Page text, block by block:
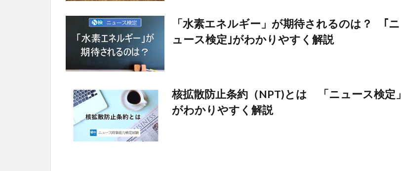
「水素エネルギー」が期待されるのは？ ｢ニ
ュース検定｣がわかりやすく解説
核拡散防止条約（NPT)とは 「ニュース検定」
がわかりやすく解説